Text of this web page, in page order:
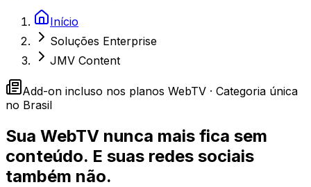
Início
Soluções Enterprise
JMV Content
Add-on incluso nos planos WebTV · Categoria única
no Brasil
Sua WebTV nunca mais fica sem
conteúdo. E suas redes sociais
também não.